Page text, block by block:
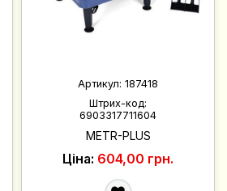
Артикул:187418
Штрих-код:
6903317711604
METR-PLUS
Ціна: 604,00 грн.